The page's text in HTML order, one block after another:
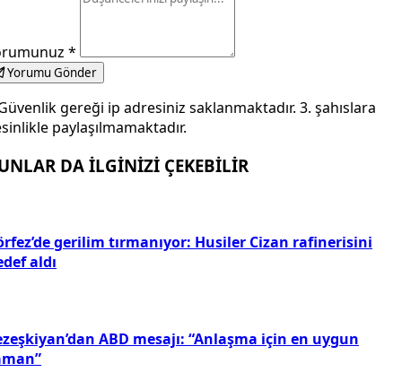
*
Yorumu Gönder
gereği ip adresiniz saklanmaktadır. 3. şahıslara
paylaşılmamaktadır.
DA İLGİNİZİ ÇEKEBİLİR
gerilim tırmanıyor: Husiler Cizan rafinerisini
aldı
ABD mesajı: “Anlaşma için en uygun